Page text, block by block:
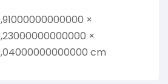
×
×
cm